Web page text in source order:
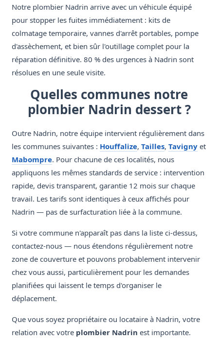
Notre plombier Nadrin arrive avec un véhicule équipé
pour stopper les fuites immédiatement : kits de
colmatage temporaire, vannes d'arrêt portables, pompe
d'assèchement, et bien sûr l'outillage complet pour la
réparation définitive. 80 % des urgences à Nadrin sont
résolues en une seule visite.
Quelles communes notre
plombier Nadrin dessert ?
Outre Nadrin, notre équipe intervient régulièrement dans
les communes suivantes : Houffalize, Tailles, Tavigny et
Mabompre. Pour chacune de ces localités, nous
appliquons les mêmes standards de service : intervention
rapide, devis transparent, garantie 12 mois sur chaque
travail. Les tarifs sont identiques à ceux affichés pour
Nadrin — pas de surfacturation liée à la commune.
Si votre commune n'apparaît pas dans la liste ci-dessus,
contactez-nous — nous étendons régulièrement notre
zone de couverture et pouvons probablement intervenir
chez vous aussi, particulièrement pour les demandes
planifiées qui laissent le temps d'organiser le
déplacement.
Que vous soyez propriétaire ou locataire à Nadrin, votre
relation avec votre plombier Nadrin est importante.